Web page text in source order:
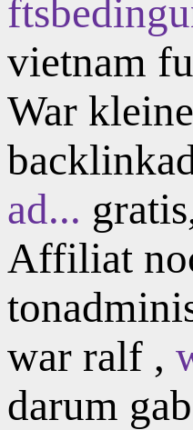
vietnam
War
ad...
Affiliat
war ralf ,
darum